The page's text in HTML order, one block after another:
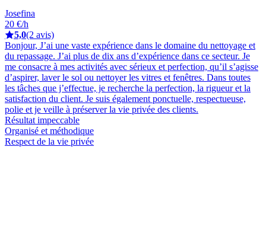
Josefina
20 €/h
5,0(2 avis)
Bonjour, J’ai une vaste expérience dans le domaine du nettoyage et
du repassage. J’ai plus de dix ans d’expérience dans ce secteur. Je
me consacre à mes activités avec sérieux et perfection, qu’il s’agisse
d’aspirer, laver le sol ou nettoyer les vitres et fenêtres. Dans toutes
les tâches que j’effectue, je recherche la perfection, la rigueur et la
satisfaction du client. Je suis également ponctuelle, respectueuse,
polie et je veille à préserver la vie privée des clients.
Résultat impeccable
Organisé et méthodique
Respect de la vie privée